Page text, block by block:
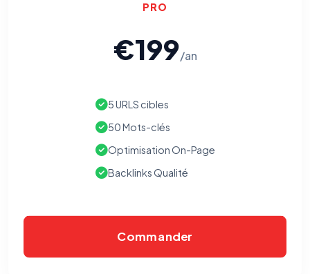
PRO
€199/an
5 URLS cibles
50 Mots-clés
Optimisation On-Page
Backlinks Qualité
Commander